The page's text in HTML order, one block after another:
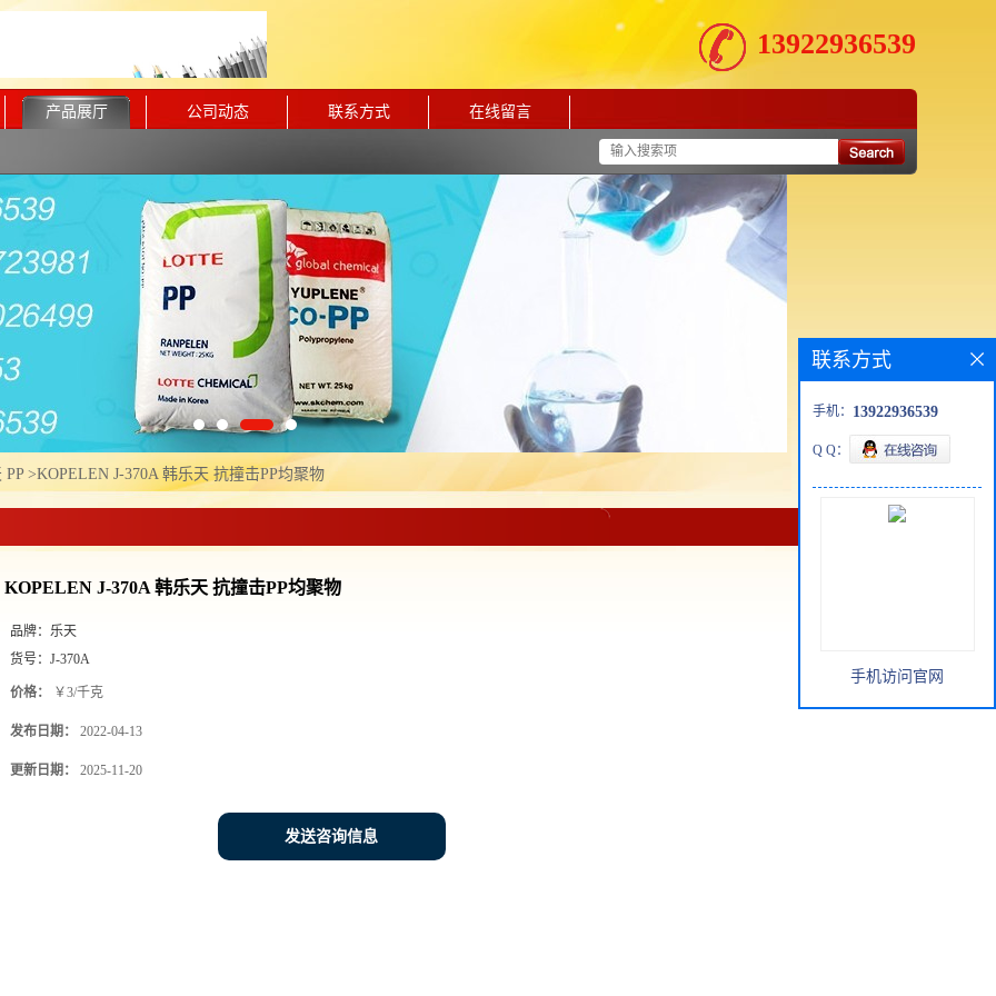
13922936539
产品展厅 公司动态 联系方式 在线留言
PP >KOPELEN J-370A 韩乐天 抗撞击PP均聚物
KOPELEN J-370A 韩乐天 抗撞击PP均聚物
品牌： 乐天
货号： J-370A
价格： ￥3/千克
发布日期： 2022-04-13
更新日期： 2025-11-20
发送咨询信息
联系方式
手机： 13922936539
Q Q：
手机访问官网